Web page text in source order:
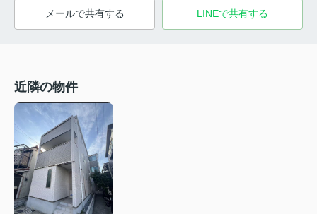
メールで共有する LINEで共有する
近隣の物件